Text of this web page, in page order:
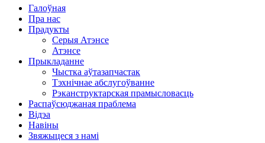
Галоўная
Пра нас
Прадукты
Серыя Атэнсе
Атэнсе
Прыкладанне
Чыстка аўтазапчастак
Тэхнічнае абслугоўванне
Рэканструктарская прамысловасць
Распаўсюджаная праблема
Відэа
Навіны
Звяжыцеся з намі